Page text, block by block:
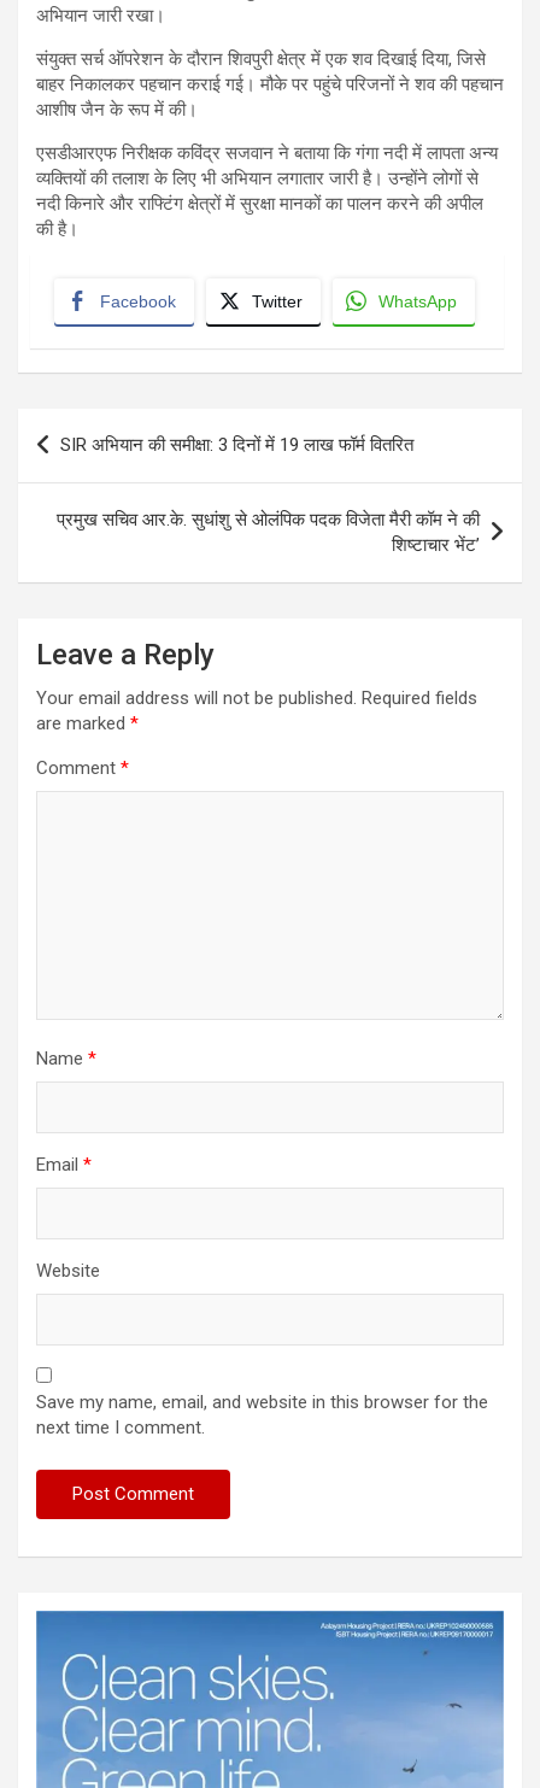
अभियान जारी रखा।
संयुक्त सर्च ऑपरेशन के दौरान शिवपुरी क्षेत्र में एक शव दिखाई दिया, जिसे
बाहर निकालकर पहचान कराई गई। मौके पर पहुंचे परिजनों ने शव की पहचान
आशीष जैन के रूप में की।
एसडीआरएफ निरीक्षक कविंद्र सजवान ने बताया कि गंगा नदी में लापता अन्य
व्यक्तियों की तलाश के लिए भी अभियान लगातार जारी है। उन्होंने लोगों से
नदी किनारे और राफ्टिंग क्षेत्रों में सुरक्षा मानकों का पालन करने की अपील
की है।
Facebook Twitter WhatsApp
Post
navigation
SIR अभियान की समीक्षा: 3 दिनों में 19 लाख फॉर्म वितरित
प्रमुख सचिव आर.के. सुधांशु से ओलंपिक पदक विजेता मैरी कॉम ने की
शिष्टाचार भेंट’
Leave a Reply
Your email address will not be published. Required fields
are marked *
Comment *
Name *
Email *
Website
Save my name, email, and website in this browser for the
next time I comment.